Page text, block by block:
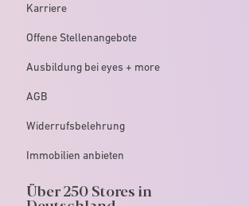
Karriere
Offene Stellenangebote
Ausbildung bei eyes + more
AGB
Widerrufsbelehrung
Immobilien anbieten
Über 250 Stores in